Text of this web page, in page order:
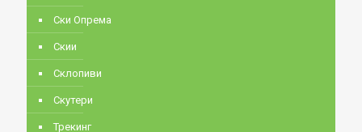
Ски Опрема
Скии
Склопиви
Скутери
Трекинг